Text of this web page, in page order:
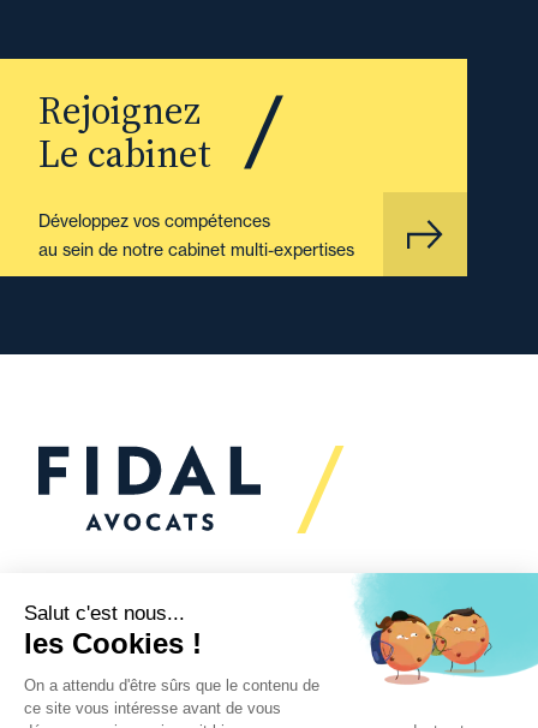
Rejoignez
Le cabinet
Développez vos compétences
au sein de notre cabinet multi-expertises
Vous souhaitez échanger
avec nous ?
Nous sommes